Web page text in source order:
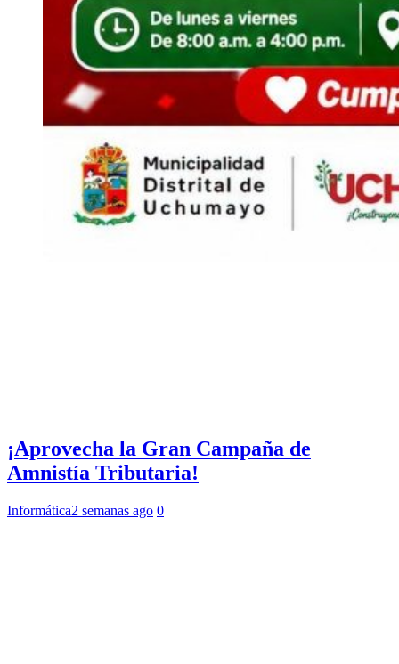
¡Aprovecha la Gran Campaña de
Amnistía Tributaria!
Informática2 semanas ago 0